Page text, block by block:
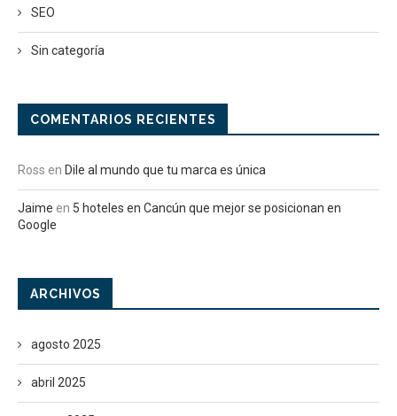
SEO
Sin categoría
COMENTARIOS RECIENTES
Ross en Dile al mundo que tu marca es única
Jaime en 5 hoteles en Cancún que mejor se posicionan en
Google
ARCHIVOS
agosto 2025
abril 2025